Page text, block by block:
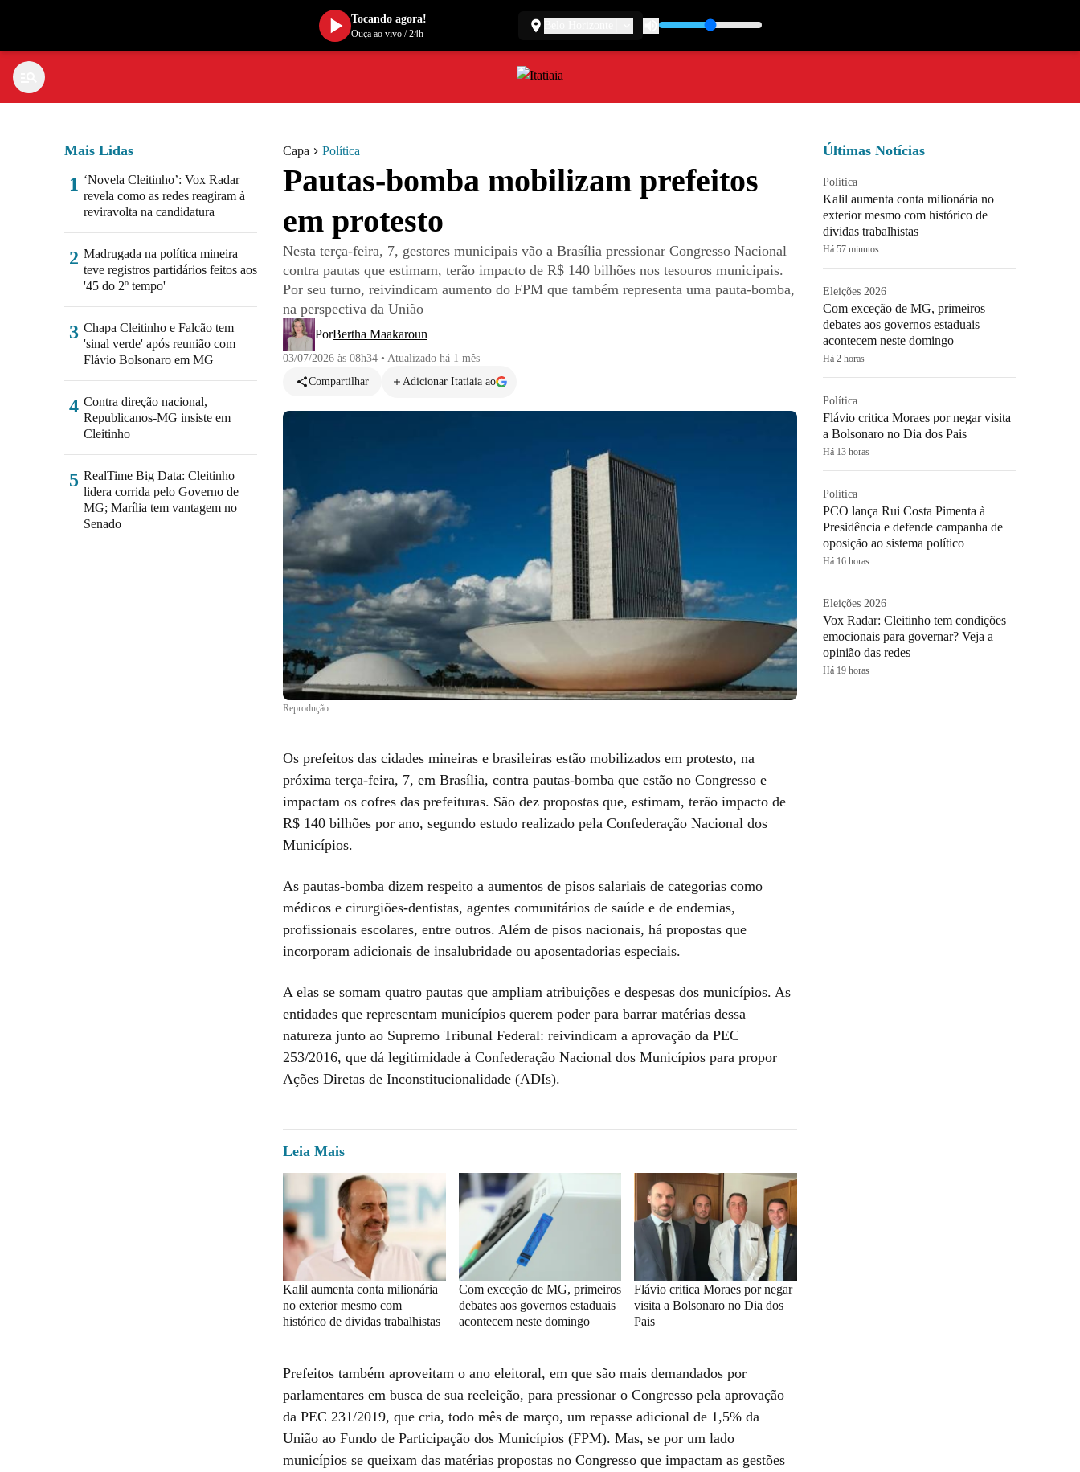
Capa Política
Pautas-bomba mobilizam prefeitos
em protesto
Nesta terça-feira, 7, gestores municipais vão a Brasília pressionar Congresso Nacional
contra pautas que estimam, terão impacto de R$ 140 bilhões nos tesouros municipais.
Por seu turno, reivindicam aumento do FPM que também representa uma pauta-bomba,
na perspectiva da União
PorBertha Maakaroun
03/07/2026 às 08h34 • Atualizado há 1 mês
Compartilhar
Adicionar Itatiaia ao
Reprodução
Os prefeitos das cidades mineiras e brasileiras estão mobilizados em protesto, na
próxima terça-feira, 7, em Brasília, contra pautas-bomba que estão no Congresso e
impactam os cofres das prefeituras. São dez propostas que, estimam, terão impacto de
R$ 140 bilhões por ano, segundo estudo realizado pela Confederação Nacional dos
Municípios.
As pautas-bomba dizem respeito a aumentos de pisos salariais de categorias como
médicos e cirurgiões-dentistas, agentes comunitários de saúde e de endemias,
profissionais escolares, entre outros. Além de pisos nacionais, há propostas que
incorporam adicionais de insalubridade ou aposentadorias especiais.
A elas se somam quatro pautas que ampliam atribuições e despesas dos municípios. As
entidades que representam municípios querem poder para barrar matérias dessa
natureza junto ao Supremo Tribunal Federal: reivindicam a aprovação da PEC
253/2016, que dá legitimidade à Confederação Nacional dos Municípios para propor
Ações Diretas de Inconstitucionalidade (ADIs).
Leia Mais
Kalil aumenta conta milionária
no exterior mesmo com
histórico de dividas trabalhistas
Com exceção de MG, primeiros
debates aos governos estaduais
acontecem neste domingo
Flávio critica Moraes por negar
visita a Bolsonaro no Dia dos
Pais
Prefeitos também aproveitam o ano eleitoral, em que são mais demandados por
parlamentares em busca de sua reeleição, para pressionar o Congresso pela aprovação
da PEC 231/2019, que cria, todo mês de março, um repasse adicional de 1,5% da
União ao Fundo de Participação dos Municípios (FPM). Mas, se por um lado
municípios se queixam das matérias propostas no Congresso que impactam as gestões
Mais Lidas
1 ‘Novela Cleitinho’: Vox Radar
revela como as redes reagiram à
reviravolta na candidatura
2 Madrugada na política mineira
teve registros partidários feitos aos
'45 do 2º tempo'
3 Chapa Cleitinho e Falcão tem
'sinal verde' após reunião com
Flávio Bolsonaro em MG
4 Contra direção nacional,
Republicanos-MG insiste em
Cleitinho
5 RealTime Big Data: Cleitinho
lidera corrida pelo Governo de
MG; Marília tem vantagem no
Senado
Últimas Notícias
Política
Kalil aumenta conta milionária no
exterior mesmo com histórico de
dividas trabalhistas
Há 57 minutos
Eleições 2026
Com exceção de MG, primeiros
debates aos governos estaduais
acontecem neste domingo
Há 2 horas
Política
Flávio critica Moraes por negar visita
a Bolsonaro no Dia dos Pais
Há 13 horas
Política
PCO lança Rui Costa Pimenta à
Presidência e defende campanha de
oposição ao sistema político
Há 16 horas
Eleições 2026
Vox Radar: Cleitinho tem condições
emocionais para governar? Veja a
opinião das redes
Há 19 horas
Tocando agora!
Ouça ao vivo/24h